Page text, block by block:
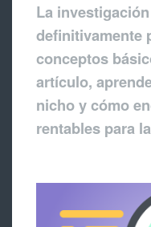
La
definitivamente
conceptos
artículo,
nicho y cómo
rentables para